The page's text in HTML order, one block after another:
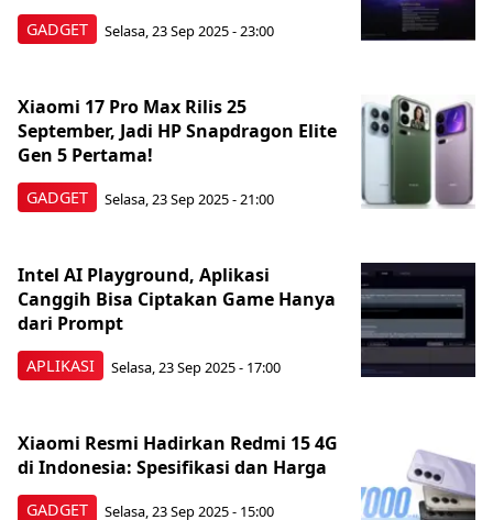
GADGET Selasa, 23 Sep 2025 - 23:00
GADGET
Xiaomi 17 Pro Max Rilis 25
September, Jadi HP Snapdragon Elite
Gen 5 Pertama!
Selasa, 23 Sep 2025 - 21:00
APLIKASI
Intel AI Playground, Aplikasi
Canggih Bisa Ciptakan Game Hanya
dari Prompt
Selasa, 23 Sep 2025 - 17:00
GADGET
Xiaomi Resmi Hadirkan Redmi 15 4G
di Indonesia: Spesifikasi dan Harga
Selasa, 23 Sep 2025 - 15:00